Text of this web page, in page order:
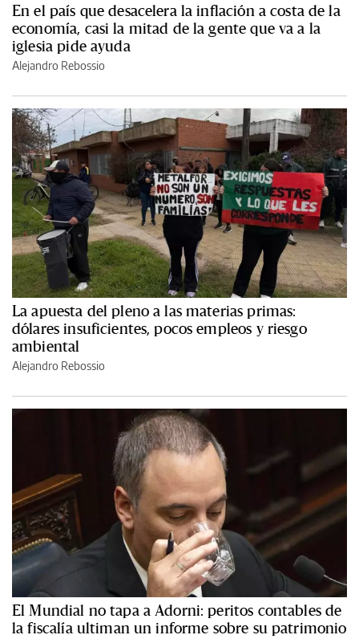
En el país que desacelera la inflación a costa de la
economía, casi la mitad de la gente que va a la
iglesia pide ayuda
Alejandro Rebossio
La apuesta del pleno a las materias primas:
dólares insuficientes, pocos empleos y riesgo
ambiental
Alejandro Rebossio
El Mundial no tapa a Adorni: peritos contables de
la fiscalía ultiman un informe sobre su patrimonio